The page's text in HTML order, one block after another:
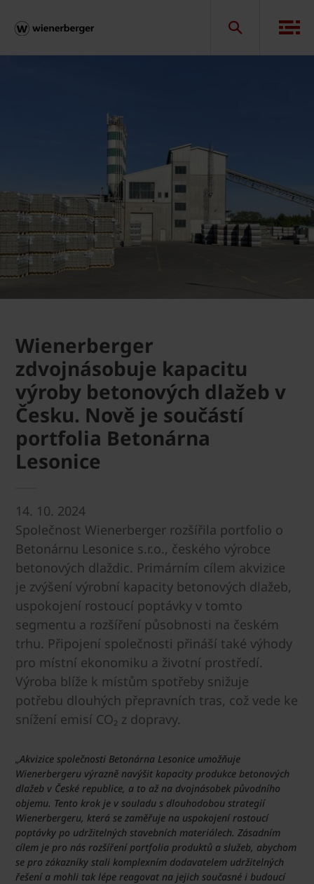
Wienerberger
zdvojnásobuje kapacitu
výroby betonových dlažeb v
Česku. Nově je součástí
portfolia Betonárna
Lesonice
14. 10. 2024
Společnost Wienerberger rozšířila portfolio o
Betonárnu Lesonice s.r.o., českého výrobce
betonových dlaždic. Primárním cílem akvizice
je zvýšení výrobní kapacity betonových dlažeb,
uspokojení rostoucí poptávky v tomto
segmentu a rozšíření působnosti na českém
trhu. Připojení společnosti přináší také výhody
pro místní ekonomiku a životní prostředí.
Výroba blíže k místům spotřeby snižuje
potřebu dlouhých přepravních tras, což vede ke
snížení emisí CO₂ z dopravy.
„Akvizice společnosti Betonárna Lesonice umožňuje
Wienerbergeru výrazně navýšit kapacity produkce betonových
dlažeb v České republice, a to až na dvojnásobek původního
objemu. Tento krok je v souladu s dlouhodobou strategií
Wienerbergeru, která se zaměřuje na uspokojení rostoucí
poptávky po udržitelných stavebních materiálech. Zásadním
cílem je pro nás rozšíření portfolia produktů a služeb, abychom
se pro zákazníky stali komplexním dodavatelem udržitelných
řešení a mohli tak lépe reagovat na jejich současné i budoucí